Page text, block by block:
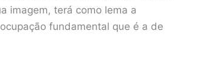
imagem, terá como lema a
fundamental que é a de